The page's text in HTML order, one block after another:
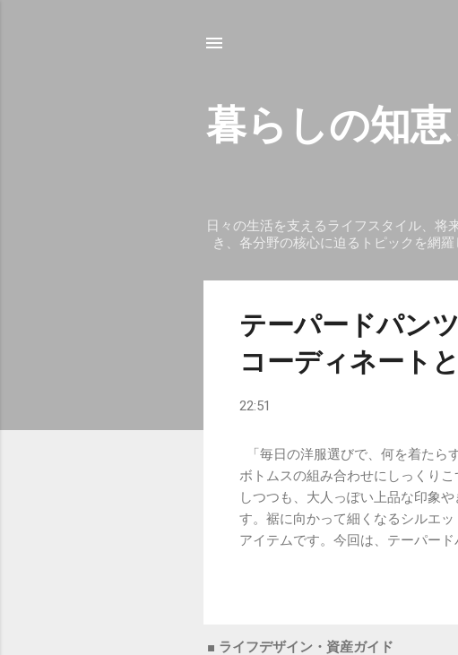
暮らしの知
日々の生活を支えるライフスタイル、
き、各分野の核心に迫るトピックを網
テーパードパン
コーディネート
22:51
「毎日の洋服選びで、何を着たら
ボトムスの組み合わせにしっくり
しつつも、大人っぽい上品な印象
す。裾に向かって細くなるシルエ
アイテムです。今回は、テーパー
前に、まずはテーパードパンツの
効果： 気になる腰回りや太ももの
■ ライフデザイン・資産ガイド